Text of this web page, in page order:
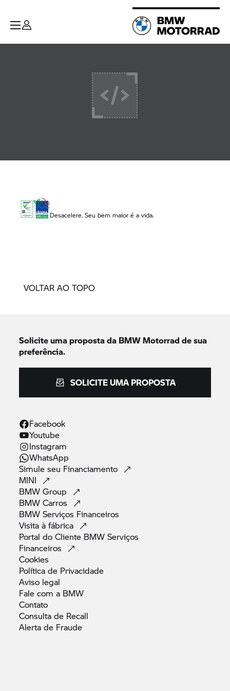
Desacelere. Seu bem maior é a vida.
VOLTAR AO TOPO
Solicite uma proposta da BMW Motorrad de sua
preferência.
SOLICITE UMA PROPOSTA
Facebook
Youtube
Instagram
WhatsApp
Simule seu Financiamento
MINI
BMWGroup
BMWCarros
BMW Serviços Financeiros
Visita àfábrica
Portal do Cliente BMW Serviços
Financeiros
Cookies
Política de Privacidade
Aviso legal
Fale com a BMW
Contato
Consulta de Recall
Alerta de Fraude